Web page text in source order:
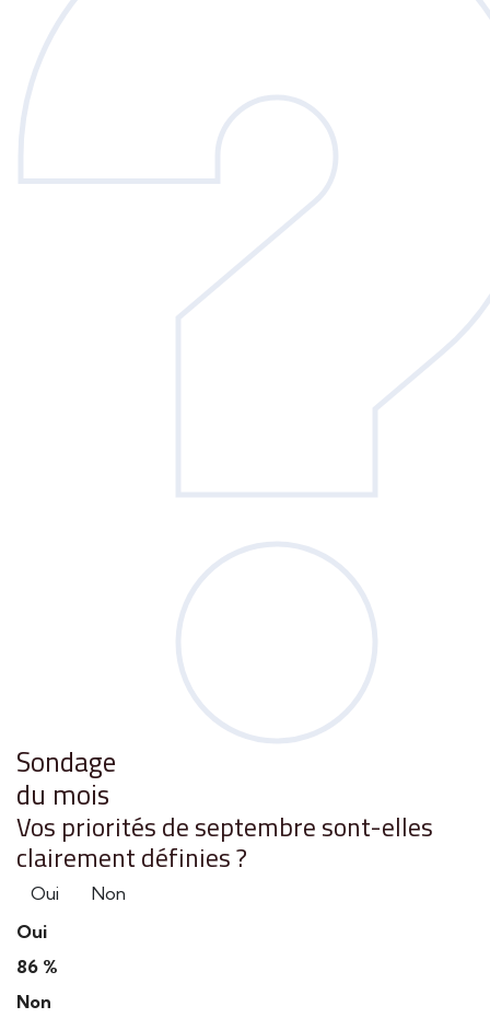
Sondage
du mois
Vos priorités de septembre sont-elles
clairement définies ?
Oui
Non
Oui
86 %
Non